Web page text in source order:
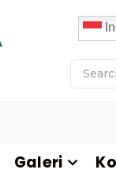
Galeri